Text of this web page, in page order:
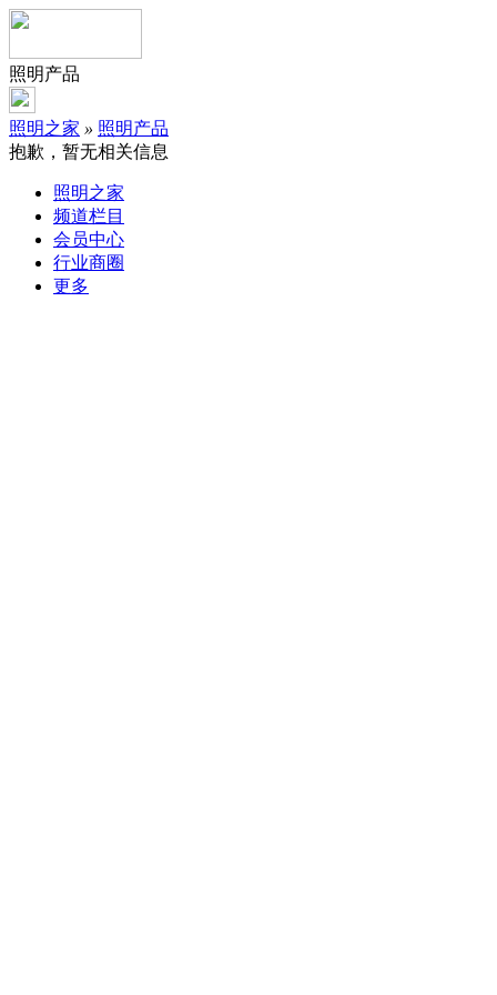
照明产品
照明之家 » 照明产品
抱歉，暂无相关信息
照明之家
频道栏目
会员中心
行业商圈
更多